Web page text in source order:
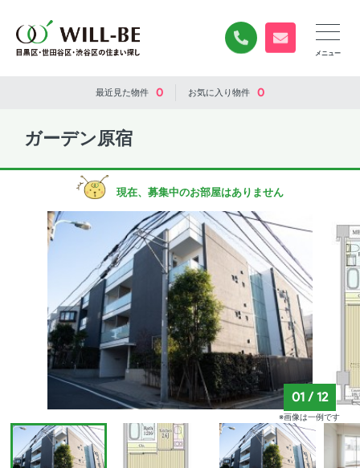
0120-840-834
無料お問い合
最近見た物件 0 お気に入り物件 0
ガーデン原宿
現在、募集中のお部屋はありません
01 /12
※画像は一例です